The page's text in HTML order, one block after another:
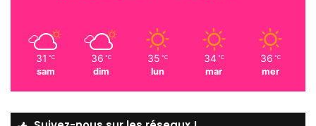
31 ℃
sam
36 ℃
dim
35 ℃
lun
34 ℃
mar
36 ℃
mer